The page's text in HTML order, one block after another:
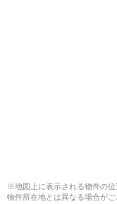
※地図上に表示される物件の
物件所在地とは異なる場合がご